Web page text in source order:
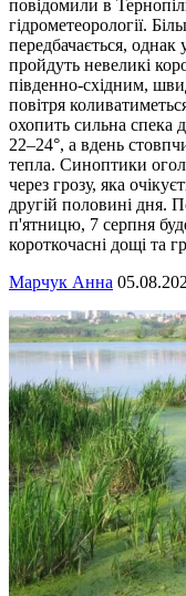
повідомили в
гідрометеорології.
передбачається, однак
пройдуть невеликі
південно-східним,
повітря
охопить сильна спека
22–24°, а вдень
тепла. Синоптики
через грозу, яка
другій половині дня.
п'ятницю, 7 серпня
короткочасні дощі та
Марчук Анна